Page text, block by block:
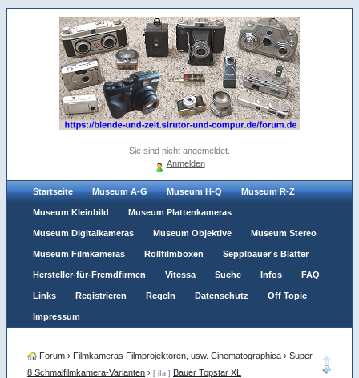
Sie sind nicht angemeldet.
Anmelden
Startseite Museum A-G Museum H-Q Museum R-Z
Museum Kleinbild Museum Plattenkameras
Museum Digitalkameras Museum Objektive Museum Stereo
Museum Filmkameras Rollfilmboxen Sepplbauer's Blätter
Hersteller-für-Fremdfirmen Vitessa Suche Infos FAQ
Links Registrieren Regeln Datenschutz Off Topic
Impressum
Forum › Filmkameras Filmprojektoren, usw. Cinematographica › Super-
8 Schmalfilmkamera-Varianten › [ iIa ] Bauer Topstar XL